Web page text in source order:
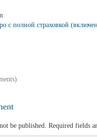
с полной страховкой
be published. Required fields